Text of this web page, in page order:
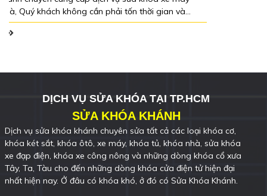
gian và
tổng đài của
các ngày
viên giỏi, thợ sửa khóa xe máy Quận 3 của
những dịch vụ tốt nhất cho khách hàng.
DỊCH VỤ SỬA KHÓA TẠI TP.HCM
SỬA KHÓA KHÁNH
Dịch vụ sửa khóa khánh chuyên sửa tất cả các loại khóa cơ,
khóa két sắt, khóa ôtô, xe máy, khóa tủ, khóa nhà, sửa khóa
xe đạp điện, khóa xe công nông và những dòng khóa cổ xưa
Tây, Ta, Tàu cho đến những dòng khóa cửa điện tử hiện đại
nhất hiện nay. Ở đâu có khóa khó, ở đó có Sửa Khóa Khánh.